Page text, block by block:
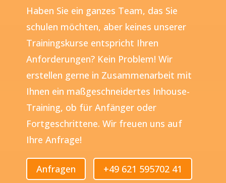
Haben Sie ein ganzes Team, das Sie
schulen möchten, aber keines unserer
Trainingskurse entspricht Ihren
Anforderungen? Kein Problem! Wir
erstellen gerne in Zusammenarbeit mit
Ihnen ein maßgeschneidertes Inhouse-
Training, ob für Anfänger oder
Fortgeschrittene. Wir freuen uns auf
Ihre Anfrage!
Anfragen +49 621 595702 41